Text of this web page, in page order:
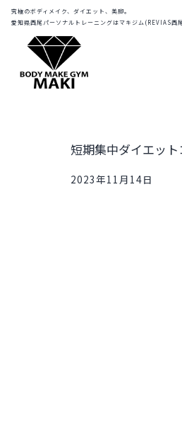
究極のボディメイク、ダイエット、美脚。
愛知県西尾パーソナルトレーニングはマキジム(REVIAS西
短期集中ダイエット
2023年11月14日